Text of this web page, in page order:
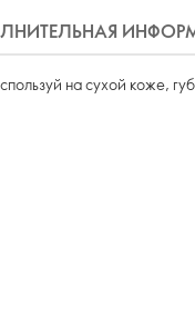
на сухой коже,